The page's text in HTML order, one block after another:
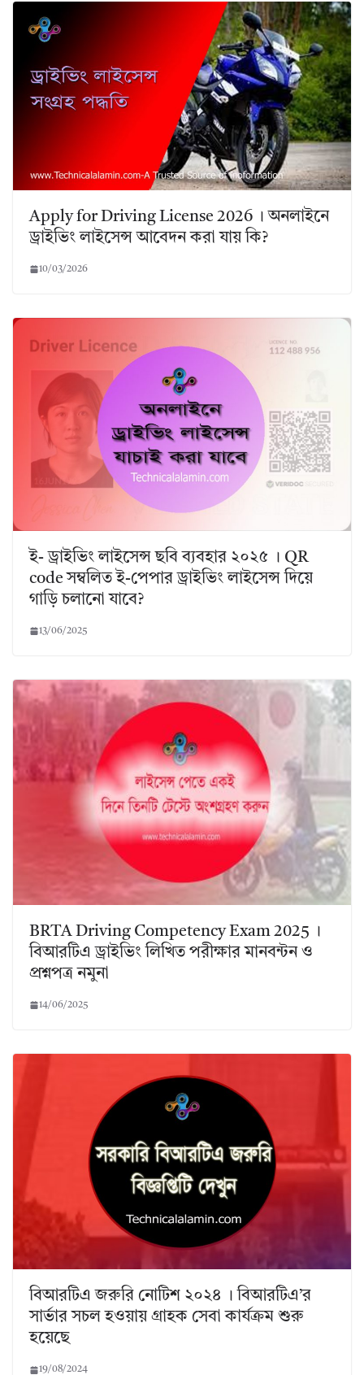
Apply for Driving License 2026 । অনলাইনে
ড্রাইভিং লাইসেন্স আবেদন করা যায় কি?
10/03/2026
ই- ড্রাইভিং লাইসেন্স ছবি ব্যবহার ২০২৫ । QR
code সম্বলিত ই-পেপার ড্রাইভিং লাইসেন্স দিয়ে
গাড়ি চলানো যাবে?
13/06/2025
BRTA Driving Competency Exam 2025 ।
বিআরটিএ ড্রাইভিং লিখিত পরীক্ষার মানবন্টন ও
প্রশ্নপত্র নমুনা
14/06/2025
বিআরটিএ জরুরি নোটিশ ২০২৪ । বিআরটিএ’র
সার্ভার সচল হওয়ায় গ্রাহক সেবা কার্যক্রম শুরু
হয়েছে
19/08/2024